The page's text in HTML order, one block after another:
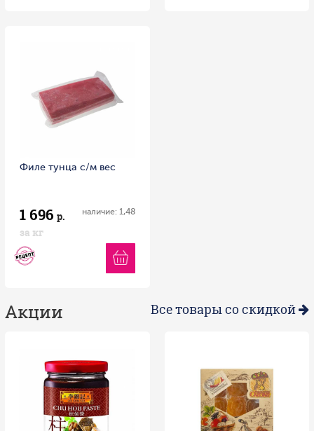
Филе тунца с/м вес
1 696 р.
за кг
наличие: 1,48
Акции Все товары со скидкой